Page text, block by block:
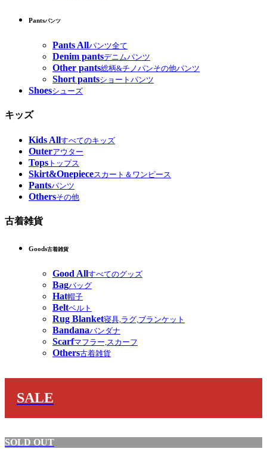
Pantsパンツ
Pants Allパンツ全て
Denim pantsデニムパンツ
Other pants総柄&チノパンその他パンツ
Short pantsショートパンツ
Shoesシューズ
キッズ
Kids Allすべてのキッズ
Outerアウター
Tops トップス
Skirt&Onepieceスカート＆ワンピース
Pantsパンツ
Othersその他
古着雑貨
Goods古着雑貨
Good Allすべてのグッズ
Bagバッグ
Hat帽子
Beltベルト
Rug Blanket寝具,ラグ,ブランケット
Bandanaバンダナ
Scarfマフラー,スカーフ
Others古着雑貨
SALE
SOLD OUT